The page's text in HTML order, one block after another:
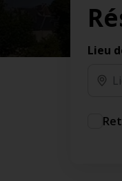
des jours
Ajout
additionnel
Lieu